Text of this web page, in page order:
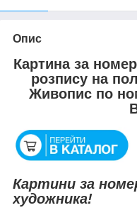
Опис
Картина за
розпису на
Живопис по
Картини за
художника!